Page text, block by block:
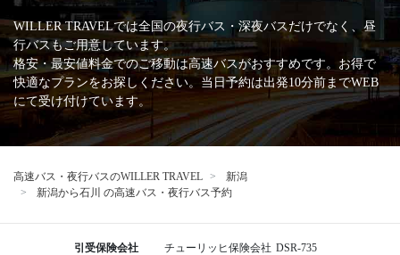
WILLER TRAVELでは全国の夜行バス・深夜バスだけでなく、昼
行バスもご用意しています。
格安・最安値料金でのご移動は高速バスがおすすめです。お得で
快適なプランをお探しください。当日予約は出発10分前までWEB
にて受け付けています。
高速バス・夜行バスのWILLER TRAVEL
新潟
新潟から石川 の高速バス・夜行バス予約
引受保険会社 チューリッヒ保険会社 DSR-735